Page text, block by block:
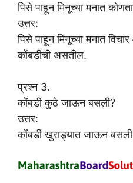
पिसे पाहून मिनूच्या मनात
उत्तर:
पिसे पाहून मिनूच्या मनात
कोंबडीची असतील.
प्रश्न 3.
कोंबडी कुठे जाऊन बसली?
उत्तर:
कोंबडी खुराड्यात जाऊन